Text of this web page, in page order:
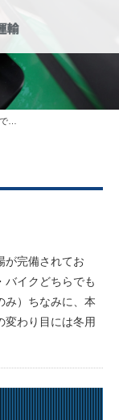
が完備されてお
バイクどちらでも
み）ちなみに、本
変わり目には冬用